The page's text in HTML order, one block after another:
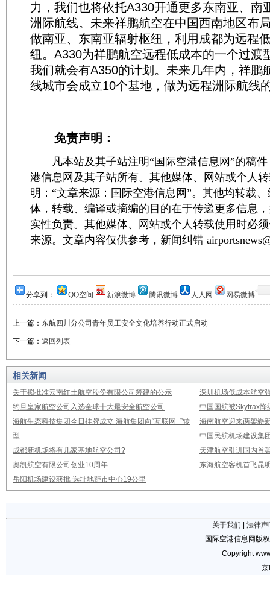
力，我们也将依托A330开通更多东南亚、南
洲际航线。未来祥鹏航空在中国西南地区布
做南亚、东南亚辐射枢纽，利用成都为远程
纽。A330为祥鹏航空远程低成本的一个过渡
我们就会有A350的计划。未来几年内，祥鹏
线城市会成立10个基地，做为远程洲际航线
免责声明：
凡本站及其子站注明“国际空港信息网”的稿件
港信息网及其子站所有。其他媒体、网站或个人
明：“文章来源：国际空港信息网”。其他均转载
体，转载、编译或摘编的目的在于传递更多信息
实性负责。其他媒体、网站或个人转载使用时必
来源。文章内容仅供参考，新闻纠错
分享到： QQ空间 新浪微博 腾讯微博 人人网 网易微博
上一篇： 东航四川分公司青年员工安全文化培养行动正式启动
下一篇： 返回列表
相关新闻
关于拟批准云南红土航空股份有限公司筹建的公示
深圳机场低成本航空
约旦皇家航空公司入选全球十大最安全航空公司
中国国航被Skytrax降
海航生态科技集团今日挂牌成立 海航集团向“互联网+”转
型
海南航空迎来两架崭
中国民航机场建设集
成都新机场将有几家基地航空公司?
天津航空引进国内首
奥凯航空有限公司创业10周年
东海航空客机首飞昆
岳阳机场建设获批 选址地距市中心19公里
关于我们
法律声
国际空港信息网版
Copyright